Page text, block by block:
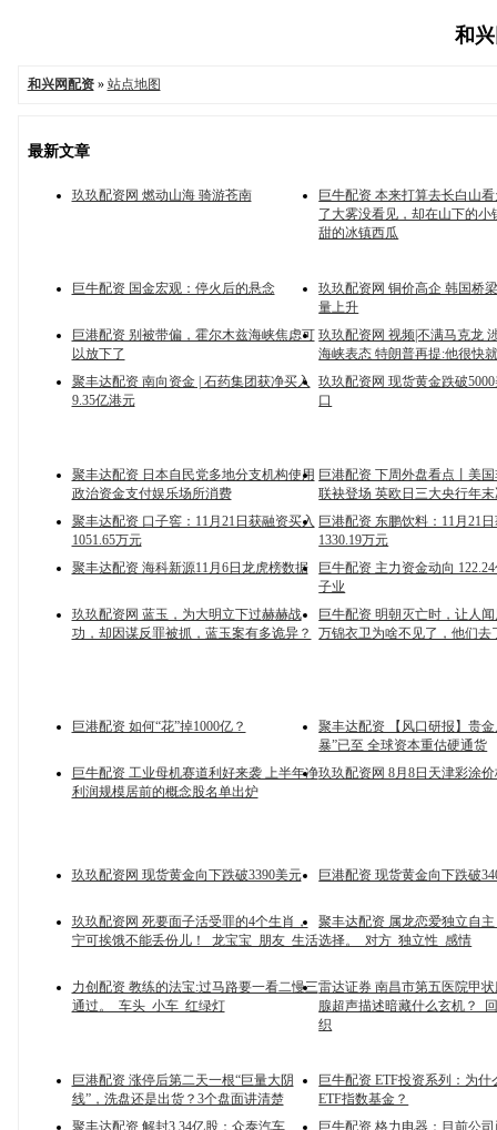
和
和兴网配资» 站点地图
最新文章
玖玖配资网 燃动山海 骑游苍南
巨牛配资 本来打算去长白山
了大雾没看见，却在山下的小
甜的冰镇西瓜
巨牛配资 国金宏观：停火后的悬念
玖玖配资网 铜价高企 韩国桥
量上升
巨港配资 别被带偏，霍尔木兹海峡焦虑可
以放下了
玖玖配资网 视频|不满马克龙
海峡表态 特朗普再提:他很快
聚丰达配资 南向资金 | 石药集团获净买入
9.35亿港元
玖玖配资网 现货黄金跌破
口
聚丰达配资 日本自民党多地分支机构使用
政治资金支付娱乐场所消费
巨港配资 下周外盘看点丨美
联袂登场 英欧日三大央行年
聚丰达配资 口子窖：11月21日获融资买入
1051.65万元
巨港配资 东鹏饮料：11月21
1330.19万元
聚丰达配资 海科新源11月6日龙虎榜数据
巨牛配资 主力资金动向
子业
玖玖配资网 蓝玉，为大明立下过赫赫战
功，却因谋反罪被抓，蓝玉案有多诡异？
巨牛配资 明朝灭亡时，让人
万锦衣卫为啥不见了，他们去
巨港配资 如何“花”掉1000亿？
聚丰达配资 【风口研报】贵
暴”已至 全球资本重估硬通货
巨牛配资 工业母机赛道利好来袭 上半年净
利润规模居前的概念股名单出炉
玖玖配资网 8月8日天津彩涂
玖玖配资网 现货黄金向下跌破3390美元 巨港配资 现货黄金向下跌破
玖玖配资网 死要面子活受罪的4个生肖，
宁可挨饿不能丢份儿！_龙宝宝_朋友_生活
聚丰达配资 属龙恋爱独立自
选择。_对方_独立性_感情
力创配资 教练的法宝:过马路要一看二慢三
通过。_车头_小车_红绿灯
雷达证券 南昌市第五医院甲
腺超声描述暗藏什么玄机？_
织
巨港配资 涨停后第二天一根“巨量大阴
线”，洗盘还是出货？3个盘面讲清楚
巨牛配资 ETF投资系列：为什
ETF指数基金？
聚丰达配资 解封3.34亿股：众泰汽车
巨牛配资 格力电器：目前公